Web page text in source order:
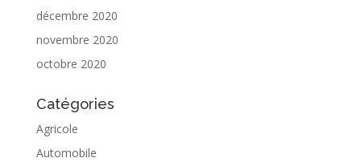
décembre 2020
novembre 2020
octobre 2020
Catégories
Agricole
Automobile